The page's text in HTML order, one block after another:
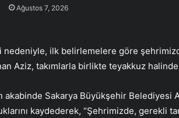
Ağustos 7, 2026
nedeniyle, ilk belirlemelere göre
Aziz, takımlarla birlikte teyakkuz
akabinde Sakarya Büyükşehir Belediyesi
kaydederek, “Şehrimizde, gerekli